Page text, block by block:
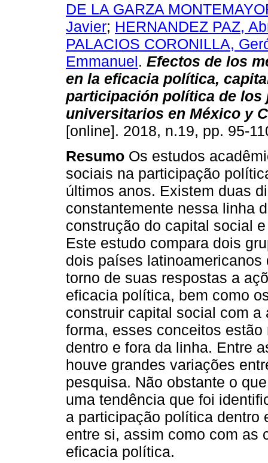
DE LA GARZA
Javier; HERNANDEZ PAZ,
PALACIOS CORONILLA,
Emmanuel. Efectos de los
en la eficacia política,
participación política de los
universitarios en México y
[online]. 2018, n.19, pp. 95-
Resumo Os estudos
sociais na participação
últimos anos. Existem duas
constantemente nessa linha
construção do capital social
Este estudo compara dois
dois países
torno de suas respostas a
eficacia política, bem como
construir capital social com
forma, esses conceitos
dentro e fora da linha. Entre
houve grandes variações
pesquisa. Não obstante o
uma tendência que foi
a participação política dentro
entre si, assim como com as
eficacia política.